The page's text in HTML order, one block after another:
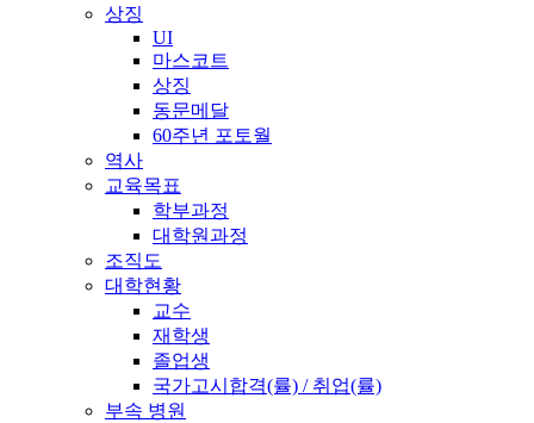
상징
UI
마스코트
상징
동문메달
60주년 포토월
역사
교육목표
학부과정
대학원과정
조직도
대학현황
교수
재학생
졸업생
국가고시합격(률) / 취업(률)
부속 병원